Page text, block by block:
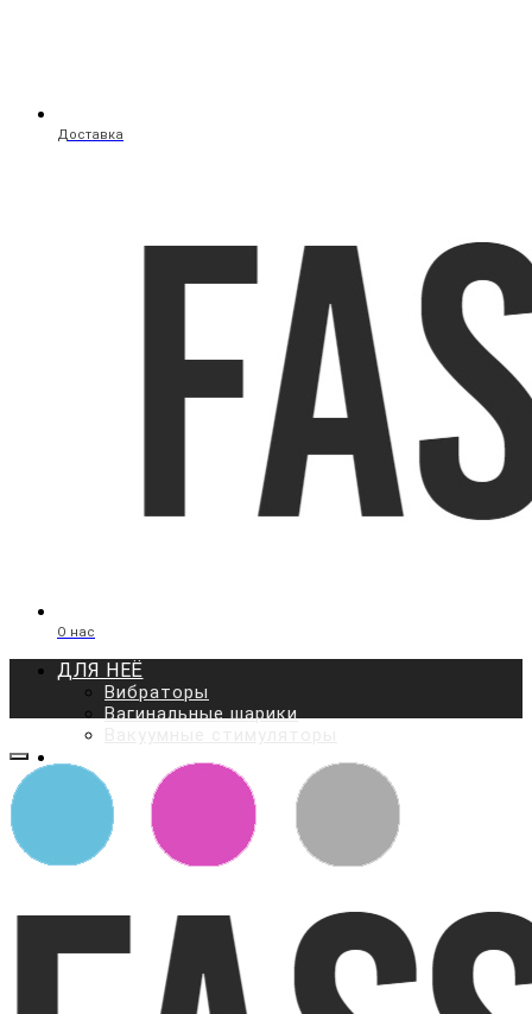
Доставка
О нас
ДЛЯ НЕЁ
Вибраторы
Вагинальные шарики
ДЛЯ НЕГО
Мастурбаторы
Вакуумные помпы
Массажёры простаты
Эрекционные кольца и
насадки
Фаллоимитаторы
Анальные стимуляторы
Парные вибромассажеры
Страпоны